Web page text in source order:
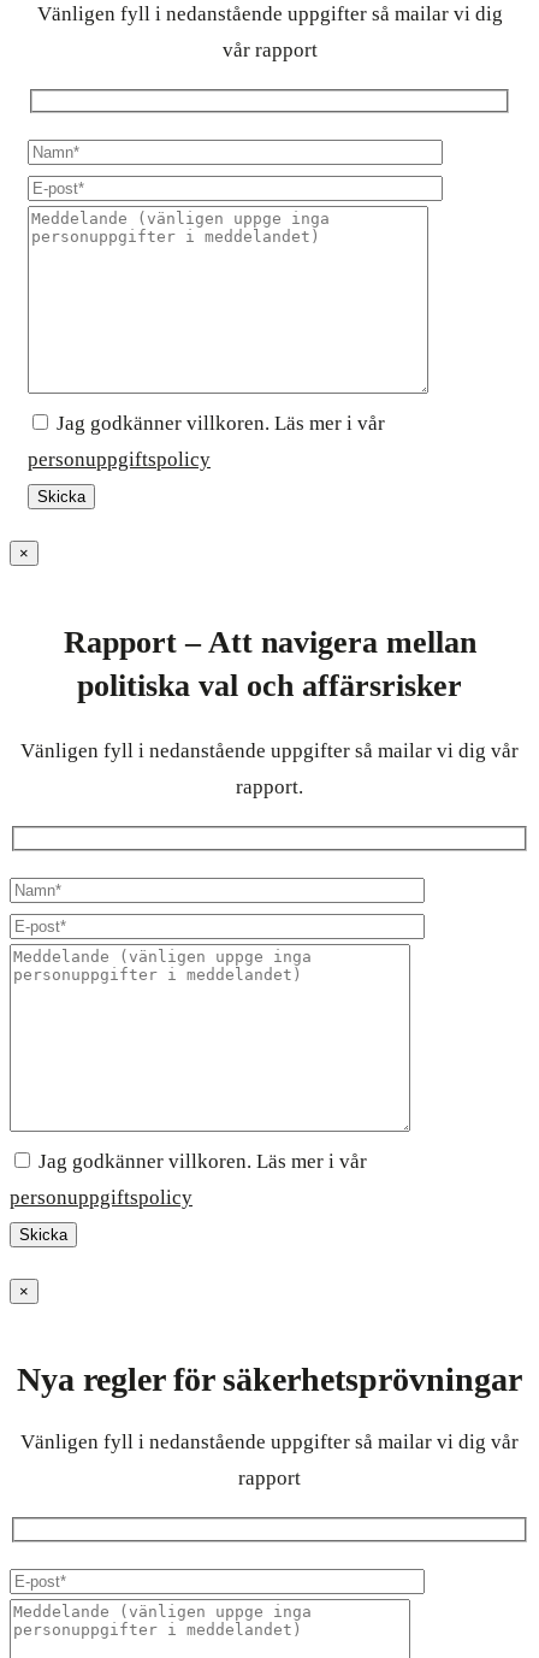
Vänligen fyll i nedanstående uppgifter så mailar vi dig
vår rapport
Jag godkänner villkoren. Läs mer i vår
personuppgiftspolicy
×
Rapport – Att navigera mellan
politiska val och affärsrisker
Vänligen fyll i nedanstående uppgifter så mailar vi dig vår
rapport.
Jag godkänner villkoren. Läs mer i vår
personuppgiftspolicy
×
Nya regler för säkerhetsprövningar
Vänligen fyll i nedanstående uppgifter så mailar vi dig vår
rapport